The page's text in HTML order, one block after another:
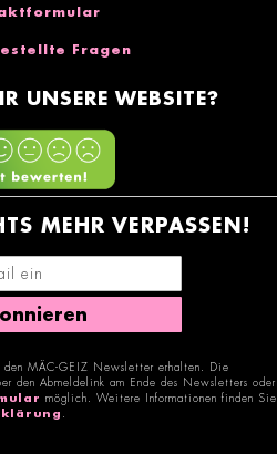
Fragen
UNSERE WEBSITE?
MEHR VERPASSEN!
E-Mail-Adresse eingeben
den MÄC-GEIZ Newsletter erhalten. Die
den Abmeldelink am Ende des Newsletters oder
möglich. Weitere Informationen finden Sie
.